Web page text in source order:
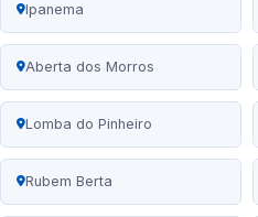
Ipanema
Aberta dos Morros
Lomba do Pinheiro
Rubem Berta